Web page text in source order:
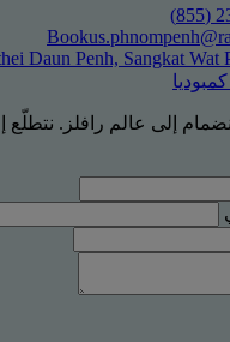
إلى عالم رافلز. نتطلّع